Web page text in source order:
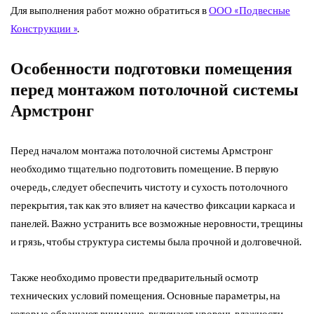
Для выполнения работ можно обратиться вООО «Подвесные
Конструкции »
Особенности подготовки помещения
перед монтажом потолочной системы
Армстронг
Перед началом монтажа потолочной системы Армстронг
необходимо тщательно подготовить помещение. В первую
очередь, следует обеспечить чистоту и сухость потолочного
перекрытия, так как это влияет на качество фиксации каркаса и
панелей. Важно устранить все возможные неровности, трещины
и грязь, чтобы структура системы была прочной и долговечной.
Также необходимо провести предварительный осмотр
технических условий помещения. Основные параметры, на